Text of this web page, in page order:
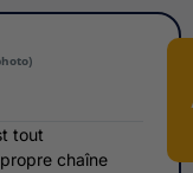
tout
chaîne